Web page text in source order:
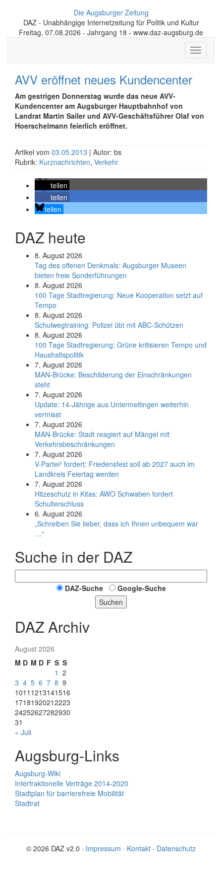
Die Augsburger Zeitung
DAZ - Unabhängige Internetzeitung für Politik und Kultur
Freitag, 07.08.2026 - Jahrgang 18 - www.daz-augsburg.de
Toggle
AVV eröffnet neues Kundencenter
Am gestrigen Donnerstag wurde das neue AVV-
Kundencenter am Augsburger Hauptbahnhof von
Landrat Martin Sailer und AVV-Geschäftsführer Olaf von
Hoerschelmann feierlich eröffnet.
Artikel vom 03.05.2013 | Autor: bs
Rubrik: Kurznachrichten, Verkehr
teilen
teilen
teilen
DAZ heute
8. August 2026
Tag des offenen Denkmals: Augsburger Museen
bieten freie Sonderführungen
8. August 2026
100 Tage Stadtregierung: Neue Kooperation setzt auf
Tempo
8. August 2026
Schul­weg­trai­ning: Poli­zei übt mit ABC-Schüt­zen
8. August 2026
100 Tage Stadtregierung: Grüne kritisieren Tempo und
Haushaltspolitik
7. August 2026
MAN-Brücke: Beschilderung der Einschränkungen
steht
7. August 2026
Update: 14-Jährige aus Untermeitingen weiterhin
vermisst
7. August 2026
MAN-Brücke: Stadt reagiert auf Mängel mit
Verkehrsbeschränkungen
7. August 2026
V-Partei­³ fordert: Friedens­fest soll ab 2027 auch im
Land­kreis Feier­tag werden
7. August 2026
Hitzeschutz in Kitas: AWO Schwaben fordert
Schulterschluss
6. August 2026
„Schreiben Sie lieber, dass ich Ihnen unbequem war
…“
Suche in der DAZ
DAZ-Suche
Google-Suche
Suchen
DAZ Archiv
August 2026
M D M D F S S
1 2
3 4 5 6 7 8 9
1011 1213141516
17181920212223
24252627282930
31
« Juli
Augsburg-Links
Augsburg-Wiki
Interfraktionelle Verträge 2014-2020
Stadtplan für barrierefreie Mobilität
Stadtrat
© 2026 DAZ v2.0 · Impressum · Kontakt · Datenschutz